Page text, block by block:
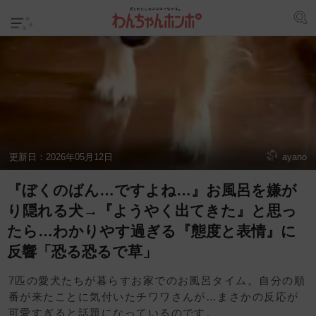
更新日： 2026年05月12日 ayano
『ぼくのばん…ですよね…』お風呂を嫌が
り隠れる犬→『ようやく出てきた』と思っ
たら…わかりやす過ぎる『態度と表情』に
反響「恐る恐るで草」
7匹の愛犬たちが暮らすお家でのお風呂タイム。自分の順
番が来たことに気付いたチワワさんが…まさかの反応が
可愛すぎると話題になっているのです。